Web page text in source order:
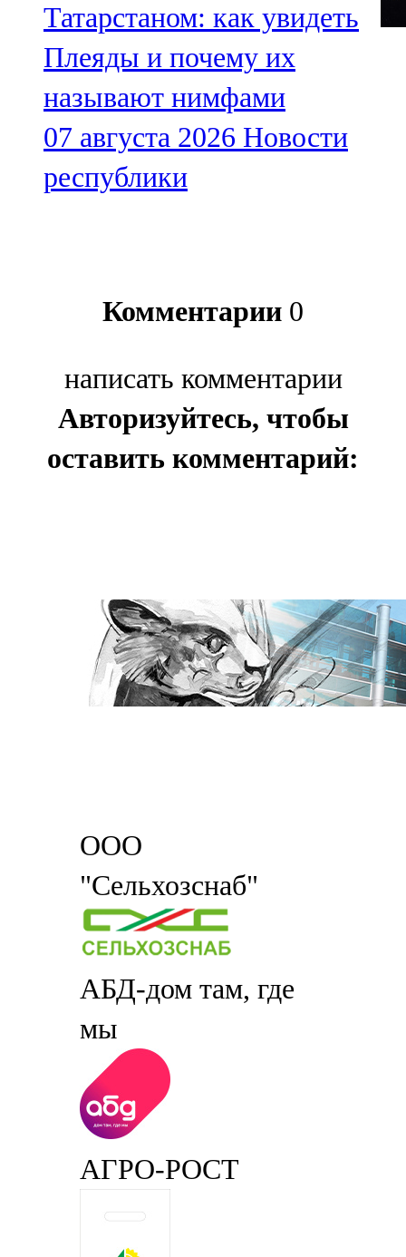
Татарстаном: как увидеть
Плеяды и почему их
называют нимфами
07 августа 2026 Новости
республики
Комментарии 0
написать комментарии
Авторизуйтесь, чтобы
оставить комментарий:
ООО
"Сельхозснаб"
АБД-дом там, где
мы
АГРО-РОСТ